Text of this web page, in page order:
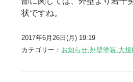
状ですね。
2017年6月26日(月) 19:19
カテゴリー： お知らせ,外壁塗装,大